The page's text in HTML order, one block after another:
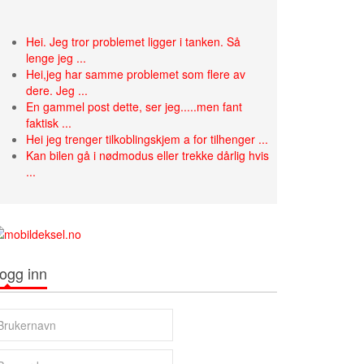
Hei. Jeg tror problemet ligger i tanken. Så
lenge jeg ...
Hei,jeg har samme problemet som flere av
dere. Jeg ...
En gammel post dette, ser jeg.....men fant
faktisk ...
Hei jeg trenger tilkoblingskjem a for tilhenger ...
Kan bilen gå i nødmodus eller trekke dårlig hvis
...
inn